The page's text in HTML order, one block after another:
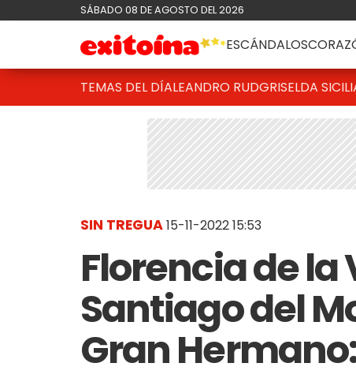
SÁBADO 08 DE AGOSTO DEL 2026
ESCÁNDALOS
TEMAS DEL DÍALEANDRO RUDGRISELDA
SIN TREGUA15-11-2022 15:53
Florencia de la
Santiago del
Gran